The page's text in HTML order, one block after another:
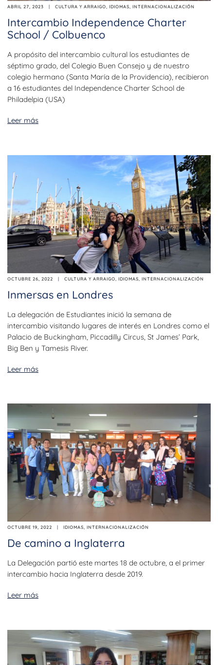
ABRIL 27, 2023 CULTURA Y ARRAIGO IDIOMAS INTERNACIONALIZACIÓN
Intercambio Independence Charter
School / Colbuenco
A propósito del intercambio cultural los estudiantes de
séptimo grado, del Colegio Buen Consejo y de nuestro
colegio hermano (Santa María de la Providencia), recibieron
a 16 estudiantes del Independence Charter School de
Philadelpia (USA)
Leer más
OCTUBRE 26, 2022 CULTURA Y ARRAIGO IDIOMAS INTERNACIONALIZACIÓN
Inmersas en Londres
La delegación de Estudiantes inició la semana de
intercambio visitando lugares de interés en Londres como el
Palacio de Buckingham, Piccadilly Circus, St James’ Park,
Big Ben y Tamesis River.
Leer más
OCTUBRE 19, 2022 IDIOMAS, INTERNACIONALIZACIÓN
De camino a Inglaterra
La Delegación partió este martes 18 de octubre, a el primer
intercambio hacia Inglaterra desde 2019.
Leer más